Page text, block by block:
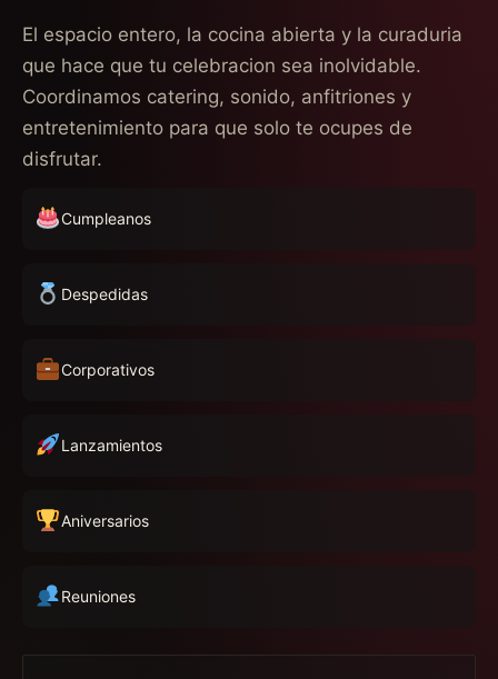
El espacio entero, la cocina abierta y la curaduria
que hace que tu celebracion sea inolvidable.
Coordinamos catering, sonido, anfitriones y
entretenimiento para que solo te ocupes de
disfrutar.
Cumpleanos
Despedidas
Corporativos
Lanzamientos
Aniversarios
Reuniones